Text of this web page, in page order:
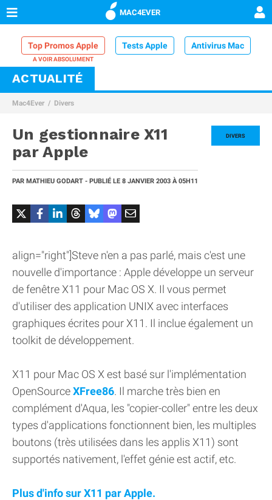
MAC4EVER
Top Promos Apple Tests Apple Antivirus Mac
VPN Mac
Comparatif iPhone
ACTUALITÉ
Mac4Ever Divers
DIVERS
Un gestionnaire X11
par Apple
PAR MATHIEU GODART - PUBLIÉ LE 8 JANVIER 2003 À 05H11
align="right"]Steve n'en a pas parlé, mais c'est une
nouvelle d'importance : Apple développe un serveur
de fenêtre X11 pour Mac OS X. Il vous permet
d'utiliser des application UNIX avec interfaces
graphiques écrites pour X11. Il inclue également un
toolkit de développement.
X11 pour Mac OS X est basé sur l'implémentation
OpenSourceXFree86. Il marche très bien en
complément d'Aqua, les "copier-coller" entre les deux
types d'applications fonctionnent bien, les multiples
boutons (très utilisées dans les applis X11) sont
supportés nativement, l'effet génie est actif, etc.
Plus d'info sur X11 par Apple.